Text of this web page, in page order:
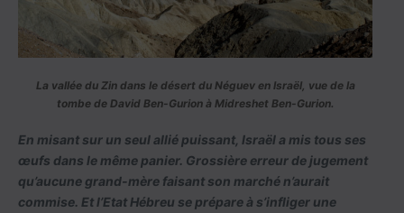
La vallée du Zin dans le désert du Néguev en Israël, vue de la
tombe de David Ben-Gurion à Midreshet Ben-Gurion.
En misant sur un seul allié puissant, Israël a mis tous ses
œufs dans le même panier. Grossière erreur de jugement
qu’aucune grand-mère faisant son marché n’aurait
commise. Et l’Etat Hébreu se prépare à s’infliger une